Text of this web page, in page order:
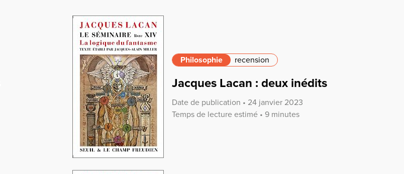
Philosophie recension
Jacques Lacan : deux inédits
Date de publication • 24 janvier 2023
Temps de lecture estimé • 9 minutes